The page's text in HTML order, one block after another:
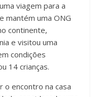
viagem para a
mantém uma ONG
continente,
e visitou uma
condições
14 crianças.
o encontro na casa